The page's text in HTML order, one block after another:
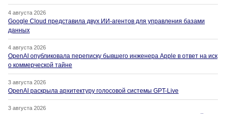
4 августа 2026
Google Cloud представила двух ИИ-агентов для управления базами
данных
4 августа 2026
OpenAI опубликовала переписку бывшего инженера Apple в ответ на иск
о коммерческой тайне
3 августа 2026
OpenAI раскрыла архитектуру голосовой системы GPT-Live
3 августа 2026